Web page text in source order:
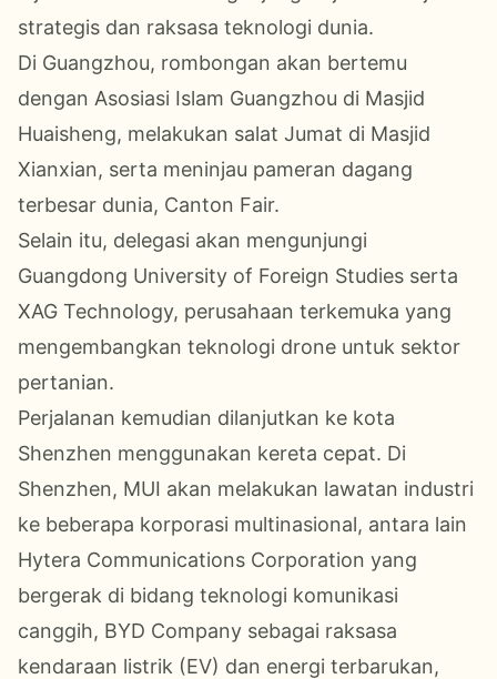
strategis dan raksasa teknologi dunia.
Di Guangzhou, rombongan akan bertemu
dengan Asosiasi Islam Guangzhou di Masjid
Huaisheng, melakukan salat Jumat di Masjid
Xianxian, serta meninjau pameran dagang
terbesar dunia, Canton Fair.
Selain itu, delegasi akan mengunjungi
Guangdong University of Foreign Studies serta
XAG Technology, perusahaan terkemuka yang
mengembangkan teknologi drone untuk sektor
pertanian.
Perjalanan kemudian dilanjutkan ke kota
Shenzhen menggunakan kereta cepat. Di
Shenzhen, MUI akan melakukan lawatan industri
ke beberapa korporasi multinasional, antara lain
Hytera Communications Corporation yang
bergerak di bidang teknologi komunikasi
canggih, BYD Company sebagai raksasa
kendaraan listrik (EV) dan energi terbarukan,